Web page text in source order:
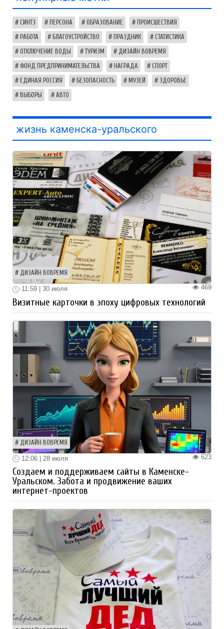
СИНТЗ ПЕРСОНА ОБРАЗОВАНИЕ ПРОИСШЕСТВИЯ
РАБОТА БЛАГОУСТРОЙСТВО ПРАЗДНИК СТАТИСТИКА
ОТКЛЮЧЕНИЕ ВОДЫ ТУРИЗМ ДИЗАЙН ВОВРЕМЯ
ФОНД ПРЕДПРИНИМАТЕЛЬСТВА НАГРАДА СПОРТ
ЕДИНАЯ РОССИЯ БЕЗОПАСНОСТЬ МУЗЕЙ ЗДОРОВЬЕ
ВЫБОРЫ АВТО
жизнь каменска-уральского
ДИЗАЙН ВОВРЕМЯ
469
11:59 | 30 июля
Визитные карточки в эпоху цифровых технологий
ДИЗАЙН ВОВРЕМЯ
623
12:06 | 28 июля
Создаем и поддерживаем сайты в Каменске-
Уральском. Забота и продвижение ваших
интернет-проектов